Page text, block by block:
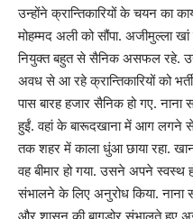
उन्होंने क्रान्तिकारियों के चयन का
मोहम्मद अली को सौंपा. अजीमुल्ला खां
नियुक्त बहुत से सैनिक असफल रहे.
अवध से आ रहे क्रान्तिकारियों को
पास बारह हजार सैनिक हो गए.
हुईं. वहां के बारूदखाना में आग लगने से
तक शहर में काला धुंआ छाया रहा.
वह बीमार हो गया. उसने अपने स्वस्थ
संभालने के लिए अनुरोध किया. नाना